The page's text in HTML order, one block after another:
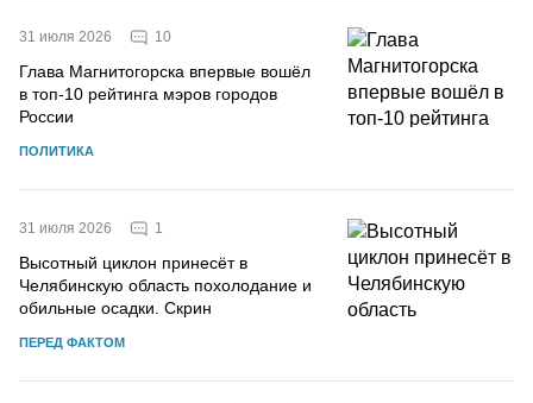
31 июля 2026 10
Глава Магнитогорска впервые вошёл
в топ-10 рейтинга мэров городов
России
ПОЛИТИКА
31 июля 2026 1
Высотный циклон принесёт в
Челябинскую область похолодание и
обильные осадки. Скрин
ПЕРЕД ФАКТОМ